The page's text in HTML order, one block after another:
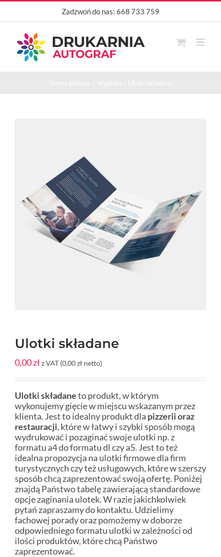
Przejdź
Zadzwoń do nas: 668 733 759
Ulotki składane
0,00 złz VAT (0,00zł netto)
Ulotki składaneto produkt, w którym
wykonujemy gięcie w miejscu wskazanym przez
klienta. Jest to idealny produkt dla pizzerii oraz
restauracji, które w łatwy i szybki sposób mogą
wydrukować i pozaginać swoje ulotki np. z
formatu a4 do formatu dl czy a5. Jest to też
idealna propozycja na ulotki firmowe dla firm
turystycznych czy też usługowych, które w szerszy
sposób chcą zaprezentować swoją ofertę. Poniżej
znajdą Państwo tabelę zawierającą standardowe
opcje zaginania ulotek. W razie jakichkolwiek
pytań zapraszamy do kontaktu. Udzielimy
fachowej porady oraz pomożemy w doborze
odpowiedniego formatu ulotki w zależności od
ilości produktów, które chcą Państwo
zaprezentować.